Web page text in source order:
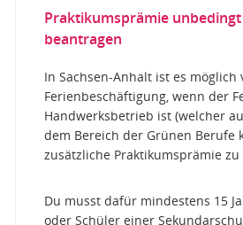
Praktikumsprämie
beantragen
In Sachsen-Anhalt ist es
Ferienbeschäftigung, wenn der
Handwerksbetrieb ist (welcher
dem Bereich der Grünen Berufe
zusätzliche Praktikumsprämie
Du musst dafür mindestens 15
oder Schüler einer